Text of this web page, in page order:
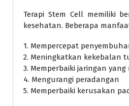
Terapi Stem Cell memiliki
kesehatan. Beberapa
1. Mempercepat
2. Meningkatkan kekebalan
3. Memperbaiki jaringan yang
4. Mengurangi peradangan
5. Memperbaiki kerusakan